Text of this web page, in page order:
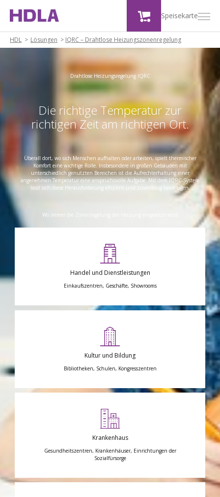
Speisekarte
HDL Lösungen > IQRC – Drahtlose Heizungszonenregelung
Drahtlose Heizungsregelung IQRC
Die richtige Temperatur zur
richtigen Zeit am richtigen Ort.
Überall dort, wo sich Menschen aufhalten oder arbeiten, spielt thermischer
Komfort eine wichtige Rolle. Insbesondere in großen Gebäuden mit
unterschiedlich genutzten Bereichen ist die Aufrechterhaltung einer
angenehmen Temperatur eine anspruchsvolle Aufgabe. Mit dem IQRC-System
lässt sich diese Herausforderung effizient und zuverlässig bewältigen.
Wo immer die Zonenregelung der Heizung eingesetzt wird
Handel und Dienstleistungen
Einkaufszentren, Geschäfte, Showrooms
Kultur und Bildung
Bibliotheken, Schulen, Kongresszentren
Krankenhaus
Gesundheitszentren, Krankenhäuser, Einrichtungen der
Sozialfürsorge